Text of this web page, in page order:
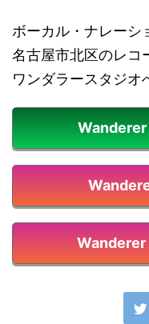
ボーカル・ナレーシ
名古屋市北区のレコ
ワンダラースタジオ
Wanderer
Wanderer